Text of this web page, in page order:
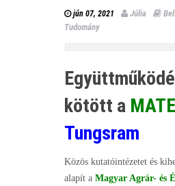
jún 07, 2021 Júlia
Tudomány
kötött a MATE
Tungsram
Közös kutatóintézetet és
alapít a Magyar Agrár- és